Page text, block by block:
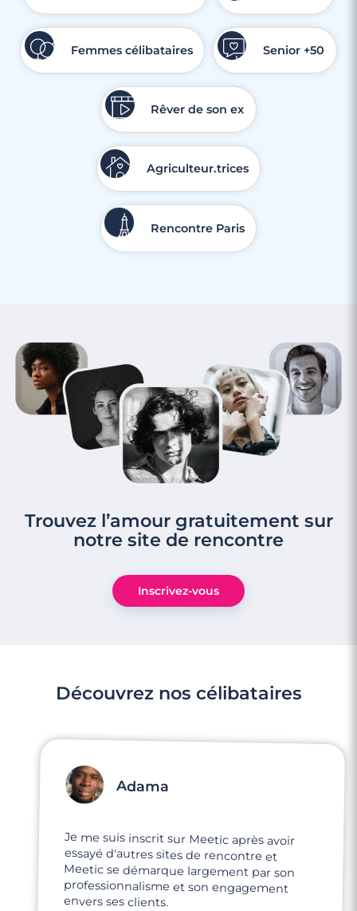
Femmes célibataires Senior +50
Rêver de son ex
Agriculteur.trices
Rencontre Paris
Trouvez l’amour gratuitement sur
notre site de rencontre
Inscrivez-vous
Découvrez nos célibataires
Adama
Je me suis inscrit sur Meetic après avoir
essayé d'autres sites de rencontre et
Meetic se démarque largement par son
professionnalisme et son engagement
envers ses clients.